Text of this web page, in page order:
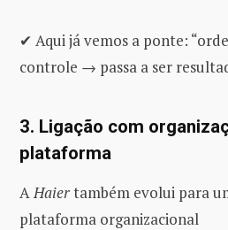
✔ Aqui já vemos a ponte:
controle → passa a ser
3. Ligação com
plataforma
A Haiertambém evolui para
plataforma organizacional